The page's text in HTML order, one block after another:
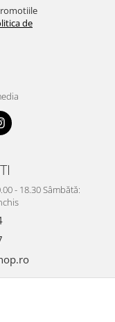
de
- 18.30 Sâmbătă: